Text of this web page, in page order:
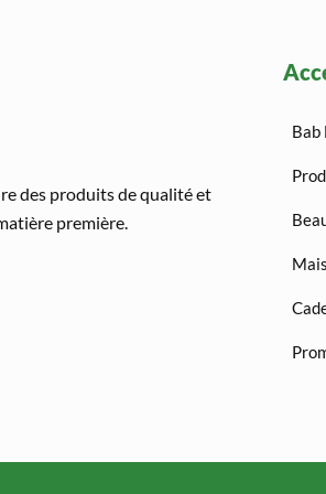
des produits de qualité et
première.
Bab